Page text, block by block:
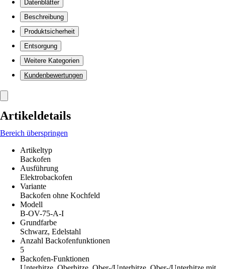
Datenblätter
Beschreibung
Produktsicherheit
Entsorgung
Weitere Kategorien
Kundenbewertungen
Artikeldetails
Bereich überspringen
Artikeltyp
Backofen
Ausführung
Elektrobackofen
Variante
Backofen ohne Kochfeld
Modell
B-OV-75-A-I
Grundfarbe
Schwarz, Edelstahl
Anzahl Backofenfunktionen
5
Backofen-Funktionen